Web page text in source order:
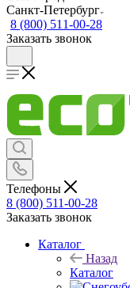
Санкт-Петербург
8 (800) 511-00-28
Заказать звонок
Телефоны
8 (800) 511-00-28
Заказать звонок
Каталог
Назад
Каталог